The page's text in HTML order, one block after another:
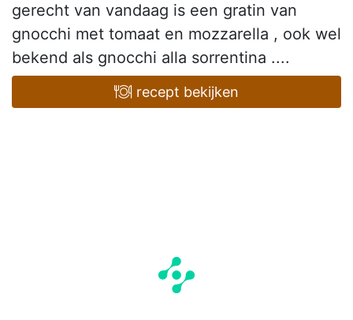
gerecht van vandaag is een gratin van
gnocchi met tomaat en mozzarella , ook wel
bekend als gnocchi alla sorrentina ....
recept bekijken